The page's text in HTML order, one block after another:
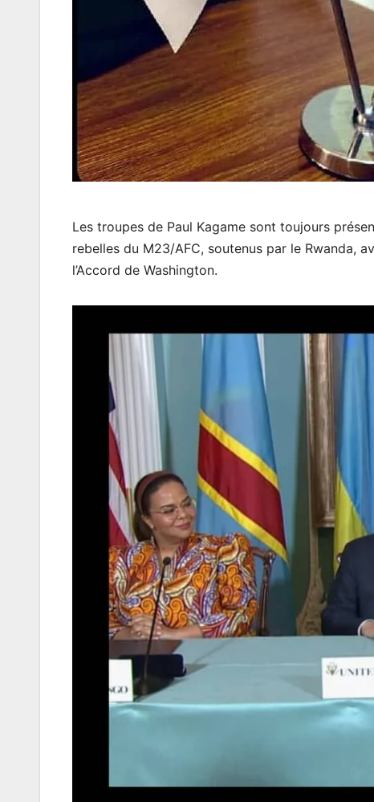
Les troupes de Paul Kagame sont toujours
rebelles du M23/AFC, soutenus par le Rwanda,
l’Accord de Washington.